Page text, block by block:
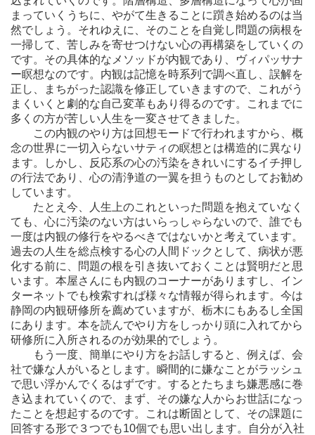
まっていくうちに、やがて生きることに躓き始めるのは当
然でしょう。それゆえに、そのことを自覚し問題の病根を
一掃して、苦しみを寄せつけない心の再構築をしていくの
です。その具体的なメソッドが内観であり、ヴィパッサナ
ー瞑想なのです。内観は記憶を時系列で調べ直し、誤解を
正し、まちがった認識を修正していきますので、これがう
まくいくと劇的な自己変革もあり得るのです。これまでに
多くの方が苦しい人生を一変させてきました。
この内観のやり方は回想モードで行われますから、概
念の世界に一切入らないサティの瞑想とは構造的に異なり
ます。しかし、反応系の心の汚染をきれいにするイチ押し
の行法であり、心の清浄道の一翼を担うものとしてお勧め
しています。
たとえ今、人生上のこれといった問題を抱えていなく
ても、心に汚染のない方はいらっしゃらないので、誰でも
一度は内観の修行をやるべきではないかと考えています。
過去の人生を総点検する心の人間ドックとして、病状が悪
化する前に、問題の根を引き抜いておくことは賢明だと思
います。本屋さんにも内観のコーナーがありますし、イン
ターネットでも検索すれば様々な情報が得られます。今は
静岡の内観研修所を薦めていますが、栃木にもあるし全国
にあります。本を読んでやり方をしっかり頭に入れてから
研修所に入所されるのが効果的でしょう。
もう一度、簡単にやり方をお話しすると、例えば、会
社で嫌な人がいるとします。瞬間的に嫌なことがラッシュ
で思い浮かんでくるはずです。するとたちまち嫌悪感に巻
き込まれていくので、まず、その嫌な人からお世話になっ
たことを想起するのです。これは断固として、その課題に
回答する形で３つでも10個でも思い出します。自分が入社